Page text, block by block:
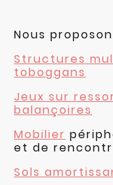
Nous
Structures
toboggans
Jeux sur
balançoires
Mobilier
et de
Sols